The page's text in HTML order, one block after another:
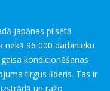
Japānas pilsētā
nekā 96 000 darbinieku
kondicionēšanas
tirgus līderis. Tas ir
un ražo